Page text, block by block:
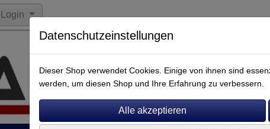
Login
Datenschutzeinstellungen
Dieser Shop verwendet Cookies. Einige von ihnen sind
werden, um diesen Shop und Ihre Erfahrung zu verbessern.